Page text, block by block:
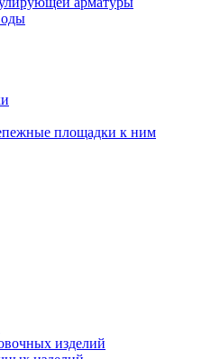
площадки к ним
изделий